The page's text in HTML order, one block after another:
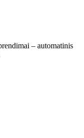
– automatinis